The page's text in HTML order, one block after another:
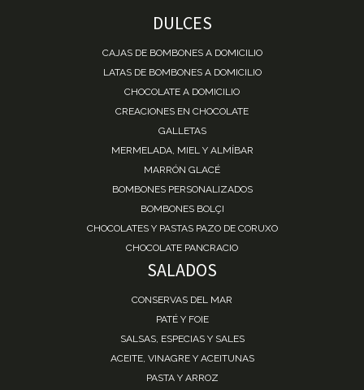
DULCES
CAJAS DE BOMBONES A DOMICILIO
LATAS DE BOMBONES A DOMICILIO
CHOCOLATE A DOMICILIO
CREACIONES EN CHOCOLATE
GALLETAS
MERMELADA, MIEL Y ALMÍBAR
MARRÓN GLACÉ
BOMBONES PERSONALIZADOS
BOMBONES BOLÇI
CHOCOLATES Y PASTAS PAZO DE CORUXO
CHOCOLATE PANCRACIO
SALADOS
CONSERVAS DEL MAR
PATÉ Y FOIE
SALSAS, ESPECIAS Y SALES
ACEITE, VINAGRE Y ACEITUNAS
PASTA Y ARROZ